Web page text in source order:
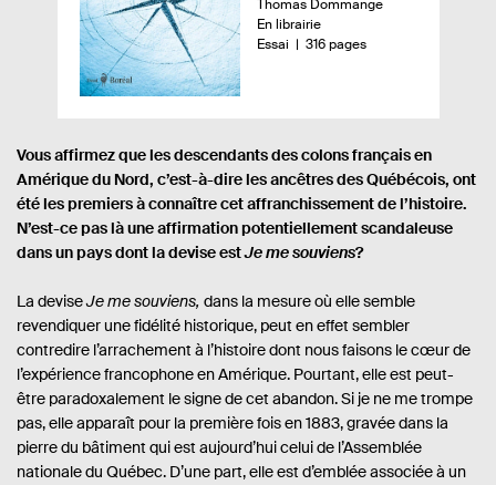
u
d
v
r
e
:
u
t
.
s
Thomas Dommange
D
i
b
i
l
i
En librairie
n
d
e
p
a
e
Essai- 316 pages
Vous affirmez que les descendants des colons français en
Amérique du Nord, c’est-à-dire les ancêtres des Québécois, ont
été les premiers à connaître cet affranchissement de l’histoire.
N’est-ce pas là une affirmation potentiellement scandaleuse
dans un pays dont la devise estJe me souviens?
La deviseJe me souviens, dans la mesure où elle semble
revendiquer une fidélité historique, peut en effet sembler
contredire l’arrachement à l’histoire dont nous faisons le cœur de
l’expérience francophone en Amérique. Pourtant, elle est peut-
être paradoxalement le signe de cet abandon. Si je ne me trompe
pas, elle apparaît pour la première fois en 1883, gravée dans la
pierre du bâtiment qui est aujourd’hui celui de l’Assemblée
nationale du Québec. D’une part, elle est d’emblée associée à un